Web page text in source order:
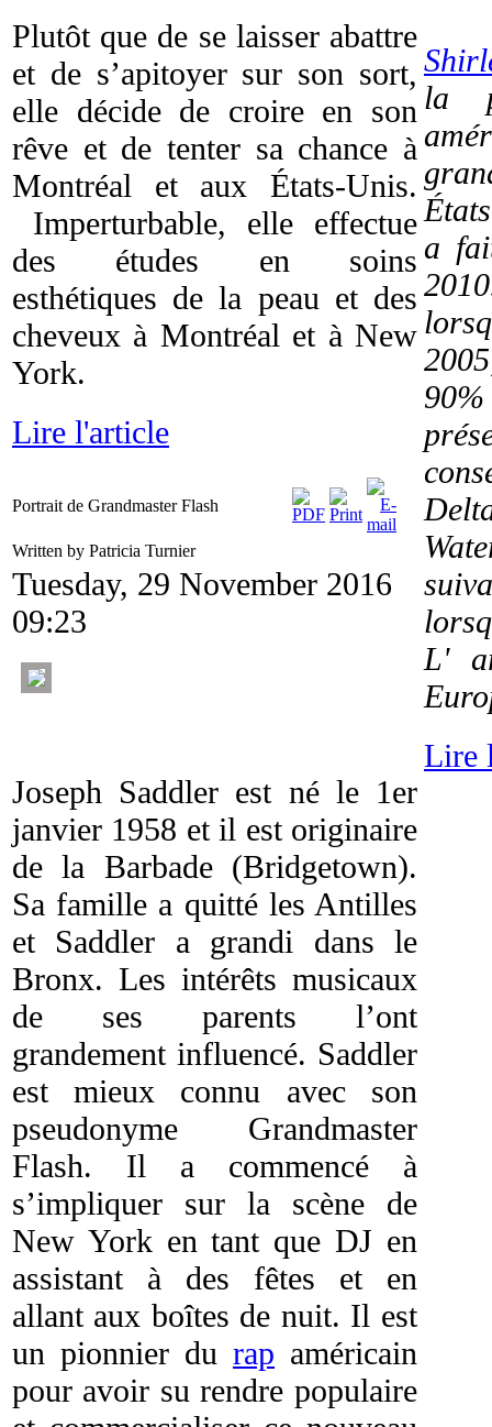
Plutôt que de se laisser abattre
et de s’apitoyer sur son sort,
elle décide de croire en son
rêve et de tenter sa chance à
Montréal et aux États-Unis.
Imperturbable, elle effectue
des études en soins
esthétiques de la peau et des
cheveux à Montréal et à New
York.
Lire l'article
Portrait de Grandmaster Flash
Written by Patricia Turnier
Tuesday, 29 November 2016
09:23
Joseph Saddler est né le 1er
janvier 1958 et il est originaire
de la Barbade (Bridgetown).
Sa famille a quitté les Antilles
et Saddler a grandi dans le
Bronx. Les intérêts musicaux
de ses parents l’ont
grandement influencé. Saddler
est mieux connu avec son
pseudonyme Grandmaster
Flash. Il a commencé à
s’impliquer sur la scène de
New York en tant que DJ en
assistant à des fêtes et en
allant aux boîtes de nuit. Il est
un pionnier du rap américain
pour avoir su rendre populaire
la
a
L'
Lire